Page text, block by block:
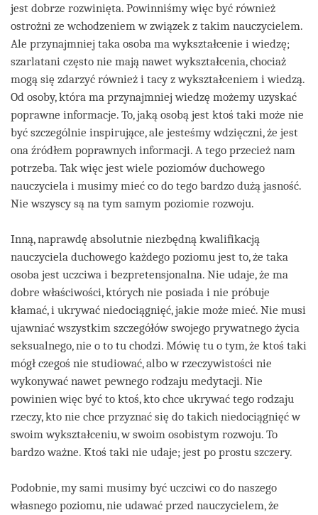
jest dobrze rozwinięta. Powinniśmy więc być również
ostrożni ze wchodzeniem w związek z takim nauczycielem.
Ale przynajmniej taka osoba ma wykształcenie i wiedzę;
szarlatani często nie mają nawet wykształcenia, chociaż
mogą się zdarzyć również i tacy z wykształceniem i wiedzą.
Od osoby, która ma przynajmniej wiedzę możemy uzyskać
poprawne informacje. To, jaką osobą jest ktoś taki może nie
być szczególnie inspirujące, ale jesteśmy wdzięczni, że jest
ona źródłem poprawnych informacji. A tego przecież nam
potrzeba. Tak więc jest wiele poziomów duchowego
nauczyciela i musimy mieć co do tego bardzo dużą jasność.
Nie wszyscy są na tym samym poziomie rozwoju.
Inną, naprawdę absolutnie niezbędną kwalifikacją
nauczyciela duchowego każdego poziomu jest to, że taka
osoba jest uczciwa i bezpretensjonalna. Nie udaje, że ma
dobre właściwości, których nie posiada i nie próbuje
kłamać, i ukrywać niedociągnięć, jakie może mieć. Nie musi
ujawniać wszystkim szczegółów swojego prywatnego życia
seksualnego, nie o to tu chodzi. Mówię tu o tym, że ktoś taki
mógł czegoś nie studiować, albo w rzeczywistości nie
wykonywać nawet pewnego rodzaju medytacji. Nie
powinien więc być to ktoś, kto chce ukrywać tego rodzaju
rzeczy, kto nie chce przyznać się do takich niedociągnięć w
swoim wykształceniu, w swoim osobistym rozwoju. To
bardzo ważne. Ktoś taki nie udaje; jest po prostu szczery.
Podobnie, my sami musimy być uczciwi co do naszego
własnego poziomu, nie udawać przed nauczycielem, że